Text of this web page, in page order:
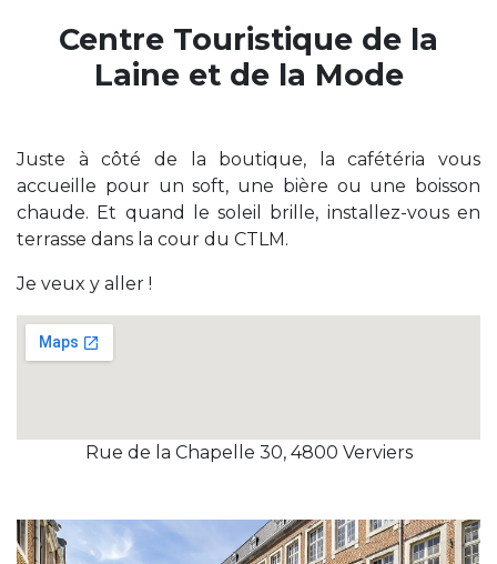
Centre Touristique de la
Laine et de la Mode
Juste à côté de la boutique, la cafétéria vous
accueille pour un soft, une bière ou une boisson
chaude. Et quand le soleil brille, installez-vous en
terrasse dans la cour du CTLM.
Je veux y aller !
Rue de la Chapelle 30, 4800 Verviers